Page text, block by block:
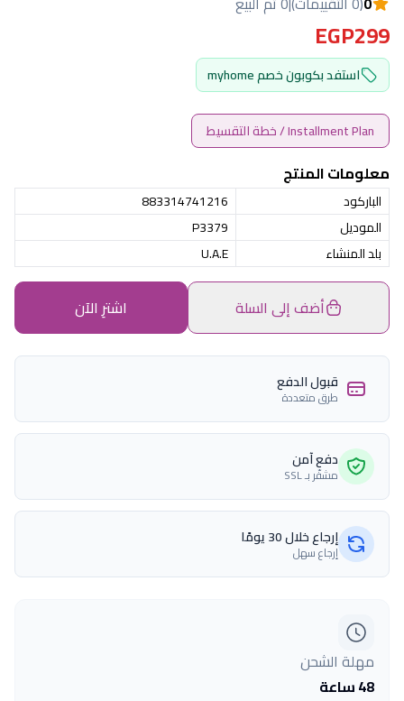
EGP299
استفد بكوبون خصم myhome
Installment Plan / خطة التقسيط
معلومات المنتج
الباركود
883314741216
الموديل
P3379
بلد المنشاء
U.A.E
أضف إلى السلة اشترِ الآن
قبول الدفع
طرق متعددة
دفع آمن
مشفّر بـ SSL
إرجاع خلال 30 يومًا
إرجاع سهل
مهلة الشحن
48 ساعة